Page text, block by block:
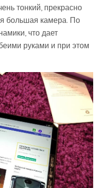
тонкий, прекрасно
большая камера. По
что дает
руками и при этом